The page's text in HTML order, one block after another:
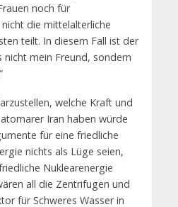
noch für
die mittelalterliche
teilt. In diesem Fall ist der
nicht mein Freund, sondern
welche Kraft und
Iran haben würde
für eine friedliche
nichts als Lüge seien,
Nuklearenergie
all die Zentrifugen und
für Schweres Wasser in